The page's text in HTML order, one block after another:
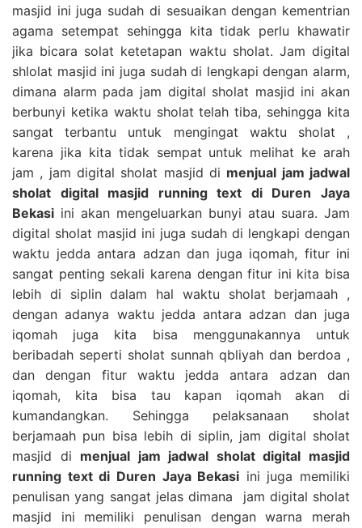
masjid ini juga sudah di sesuaikan dengan kementrian
agama setempat sehingga kita tidak perlu khawatir
jika bicara solat ketetapan waktu sholat. Jam digital
shlolat masjid ini juga sudah di lengkapi dengan alarm,
dimana alarm pada jam digital sholat masjid ini akan
berbunyi ketika waktu sholat telah tiba, sehingga kita
sangat terbantu untuk mengingat waktu sholat ,
karena jika kita tidak sempat untuk melihat ke arah
jam , jam digital sholat masjid di menjual jam jadwal
sholat digital masjid running text di Duren Jaya
Bekasi ini akan mengeluarkan bunyi atau suara. Jam
digital sholat masjid ini juga sudah di lengkapi dengan
waktu jedda antara adzan dan juga iqomah, fitur ini
sangat penting sekali karena dengan fitur ini kita bisa
lebih di siplin dalam hal waktu sholat berjamaah ,
dengan adanya waktu jedda antara adzan dan juga
iqomah juga kita bisa menggunakannya untuk
beribadah seperti sholat sunnah qbliyah dan berdoa ,
dan dengan fitur waktu jedda antara adzan dan
iqomah, kita bisa tau kapan iqomah akan di
kumandangkan. Sehingga pelaksanaan sholat
berjamaah pun bisa lebih di siplin, jam digital sholat
masjid di menjual jam jadwal sholat digital masjid
running text di Duren Jaya Bekasi ini juga memiliki
penulisan yang sangat jelas dimana jam digital sholat
masjid ini memiliki penulisan dengan warna merah